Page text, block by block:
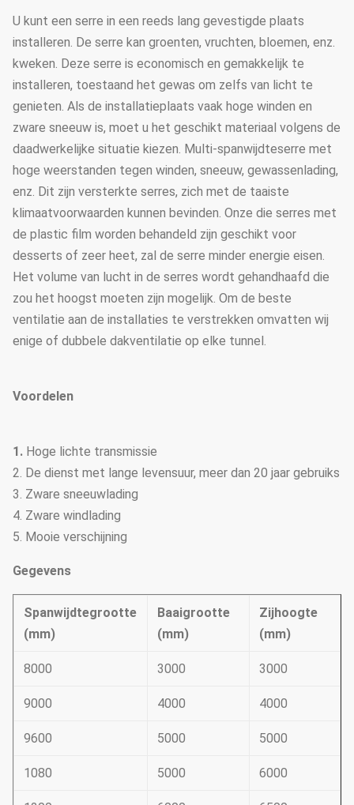
U kunt een serre in een reeds lang gevestigde plaats
installeren. De serre kan groenten, vruchten, bloemen, enz.
kweken. Deze serre is economisch en gemakkelijk te
installeren, toestaand het gewas om zelfs van licht te
genieten. Als de installatieplaats vaak hoge winden en
zware sneeuw is, moet u het geschikt materiaal volgens de
daadwerkelijke situatie kiezen. Multi-spanwijdteserre met
hoge weerstanden tegen winden, sneeuw, gewassenlading,
enz. Dit zijn versterkte serres, zich met de taaiste
klimaatvoorwaarden kunnen bevinden. Onze die serres met
de plastic film worden behandeld zijn geschikt voor
desserts of zeer heet, zal de serre minder energie eisen.
Het volume van lucht in de serres wordt gehandhaafd die
zou het hoogst moeten zijn mogelijk. Om de beste
ventilatie aan de installaties te verstrekken omvatten wij
enige of dubbele dakventilatie op elke tunnel.
Voordelen
1. Hoge lichte transmissie
2. De dienst met lange levensuur, meer dan 20 jaar gebruiks
3. Zware sneeuwlading
4. Zware windlading
5. Mooie verschijning
Gegevens
Spanwijdtegrootte
(mm)
Baaigrootte
(mm)
Zijhoogte
(mm)
8000 3000 3000
9000 4000 4000
9600 5000 5000
1080 5000 6000